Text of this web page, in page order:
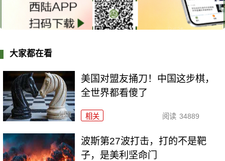
大家都在看
美国对盟友捅刀！中国这步棋，
全世界都看傻了
相关 阅读 34889
波斯第27波打击，打的不是靶
子，是美利坚命门